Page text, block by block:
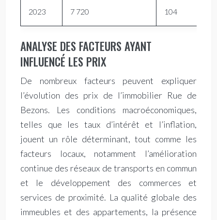
2023 7 720 104
ANALYSE DES FACTEURS AYANT
INFLUENCÉ LES PRIX
De nombreux facteurs peuvent expliquer
l’évolution des prix de l’immobilier Rue de
Bezons. Les conditions macroéconomiques,
telles que les taux d’intérêt et l’inflation,
jouent un rôle déterminant, tout comme les
facteurs locaux, notamment l’amélioration
continue des réseaux de transports en commun
et le développement des commerces et
services de proximité. La qualité globale des
immeubles et des appartements, la présence